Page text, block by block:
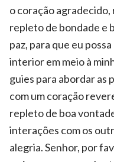
o coração agradecido,
repleto de bondade e
paz, para que eu
interior em meio à
guies para abordar as
com um coração
repleto de boa
interações com os
alegria. Senhor, por